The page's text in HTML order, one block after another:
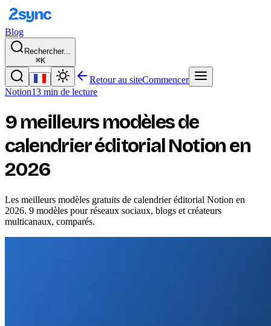
Blog
Rechercher...
⌘K
Retour au siteCommencer
Notion13 min de lecture
9 meilleurs modèles de
calendrier éditorial Notion en
2026
Les meilleurs modèles gratuits de calendrier éditorial Notion en
2026. 9 modèles pour réseaux sociaux, blogs et créateurs
multicanaux, comparés.